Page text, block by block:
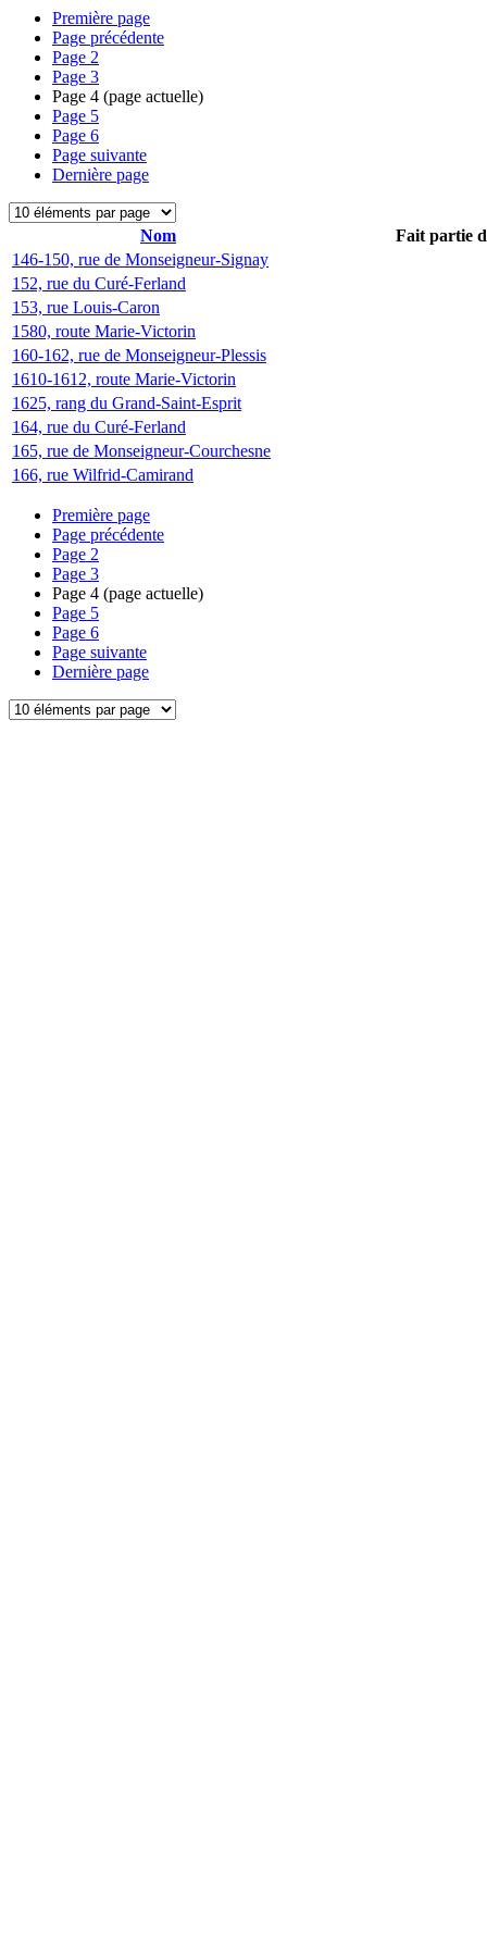
Première page
Page précédente
Page 2
Page 3
Page 4 (page actuelle)
Page 5
Page 6
Page suivante
Dernière page
Nom
Fait partie
146-150, rue de Monseigneur-Signay
152, rue du Curé-Ferland
153, rue Louis-Caron
1580, route Marie-Victorin
160-162, rue de Monseigneur-Plessis
1610-1612, route Marie-Victorin
1625, rang du Grand-Saint-Esprit
164, rue du Curé-Ferland
165, rue de Monseigneur-Courchesne
166, rue Wilfrid-Camirand
Première page
Page précédente
Page 2
Page 3
Page 4 (page actuelle)
Page 5
Page 6
Page suivante
Dernière page